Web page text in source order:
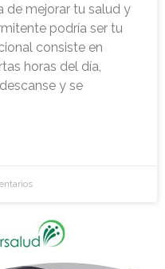
de mejorar tu salud y
podría ser tu
consiste en
horas del día,
y se